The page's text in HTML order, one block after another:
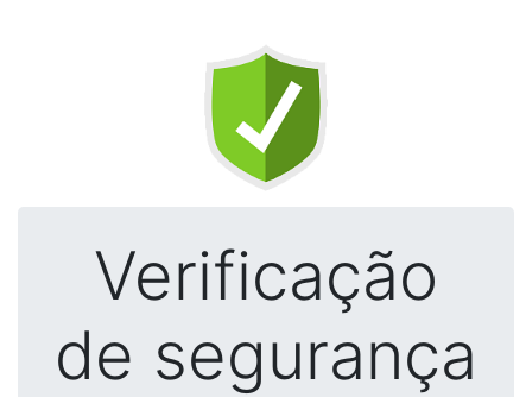
Verificação
de segurança